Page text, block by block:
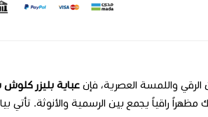
واللمسة العصرية، فإن عباية بليزر كلوش
راقياً يجمع بين الرسمية والأنوثة. تأتي